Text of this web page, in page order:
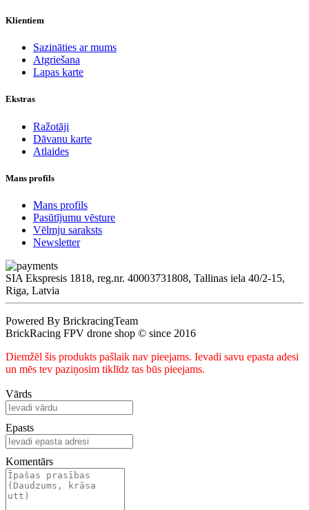
Klientiem
Sazināties ar mums
Atgriešana
Lapas karte
Ekstras
Ražotāji
Dāvanu karte
Atlaides
Mans profils
Mans profils
Pasūtījumu vēsture
Vēlmju saraksts
Newsletter
SIA Ekspresis 1818, reg.nr. 40003731808, Tallinas iela 40/2-15,
Riga, Latvia
Powered By BrickracingTeam
BrickRacing FPV drone shop © since 2016
Diemžēl šis produkts pašlaik nav pieejams. Ievadi savu epasta adesi
un mēs tev paziņosim tiklīdz tas būs pieejams.
Vārds
Epasts
Komentārs